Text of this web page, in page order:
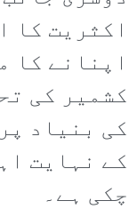
اکثریت کا
اپنانے کا
کشمیر کی
کی بنیاد
کے نہایت
چکی ہے۔